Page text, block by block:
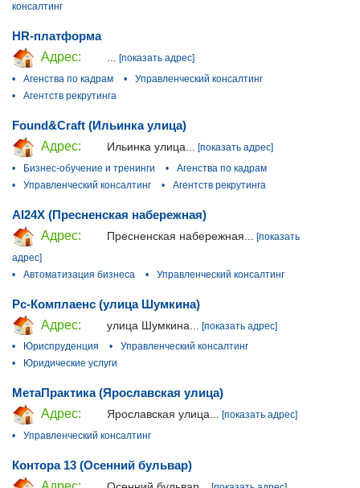
консалтинг
HR-платформа
Адрес:
... [показать адрес]
•
Агенства по кадрам •
Управленческий консалтинг
•
Агентств рекрутинга
Found&Craft (Ильинка улица)
Адрес:
Ильинка улица...
[показать адрес]
•
Бизнес-обучение и тренинги •
Агенства по кадрам
•
Управленческий консалтинг • Агентств рекрутинга
AI24X (Пресненская набережная)
Адрес:
Пресненская набережная...
[показать
адрес]
•
Автоматизация бизнеса • Управленческий консалтинг
Рс-Комплаенс (улица Шумкина)
Адрес:
улица Шумкина...
[показать адрес]
•
Юриспруденция •
Управленческий консалтинг
•
Юридические услуги
МетаПрактика (Ярославская улица)
Адрес:
Ярославская улица... [показать адрес]
•
Управленческий консалтинг
Контора 13 (Осенний бульвар)